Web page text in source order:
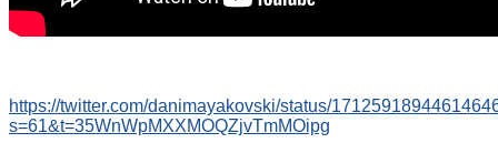
https://twitter.com/danimayakovski/status/
s=61&t=35WnWpMXXMOQZjvTmMOipg